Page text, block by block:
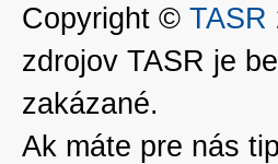
Copyright © TASR
zdrojov TASR je
zakázané.
Ak máte pre nás